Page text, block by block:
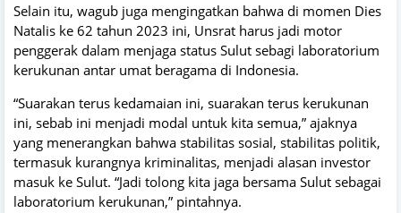
Selain itu, wagub juga mengingatkan bahwa di momen Dies
Natalis ke 62 tahun 2023 ini, Unsrat harus jadi motor
penggerak dalam menjaga status Sulut sebagi laboratorium
kerukunan antar umat beragama di Indonesia.
“Suarakan terus kedamaian ini, suarakan terus kerukunan
ini, sebab ini menjadi modal untuk kita semua,” ajaknya
yang menerangkan bahwa stabilitas sosial, stabilitas politik,
termasuk kurangnya kriminalitas, menjadi alasan investor
masuk ke Sulut. “Jadi tolong kita jaga bersama Sulut sebagai
laboratorium kerukunan,” pintahnya.